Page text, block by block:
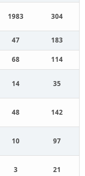
1983 304
47
183
68 114
14 35
48 142
10 97
3 21